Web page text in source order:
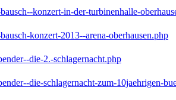
konzert-in-der-turbinenhalle-
konzert-2013--arena-oberhausen.php
die-2.-schlagernacht.php
die-schlagernacht-zum-10jaehrigen-